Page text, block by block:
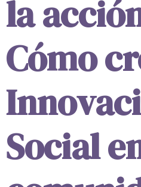
la
Cómo
Social